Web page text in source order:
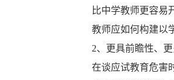
比中学教师更容易
教师应如何构建以
2、更具前瞻性、
在谈应试教育危害